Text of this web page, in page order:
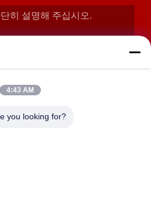
4:43 AM
you looking for?